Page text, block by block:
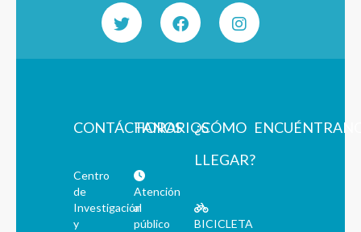
CONTÁCTANOS
Centro
de
Investigación
y
HORARIOS
Atención
al
público
¿CÓMO
LLEGAR?
BICICLETA